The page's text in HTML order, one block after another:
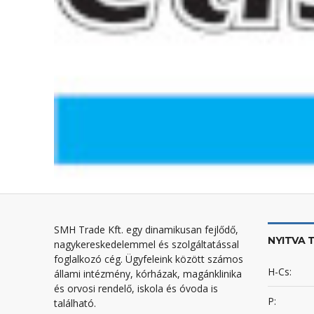
SMH Trade Kft. egy dinamikusan fejlődő,
nagykereskedelemmel és szolgáltatással
foglalkozó cég. Ügyfeleink között számos
állami intézmény, kórházak, magánklinika
és orvosi rendelő, iskola és óvoda is
található.
NYITVA
H-Cs:
P: